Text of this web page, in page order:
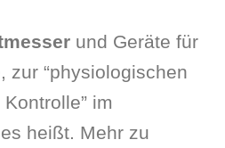
und Geräte für
, zur “physiologischen
im
heißt. Mehr zu